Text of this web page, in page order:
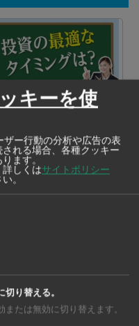
の最適なタイミングは？
キーを使
ザー行動の分析や広告の表
れる場合、各種クッキー
ます。
しくはサイトポリシー
。
り替える。
または無効に切り替えます。